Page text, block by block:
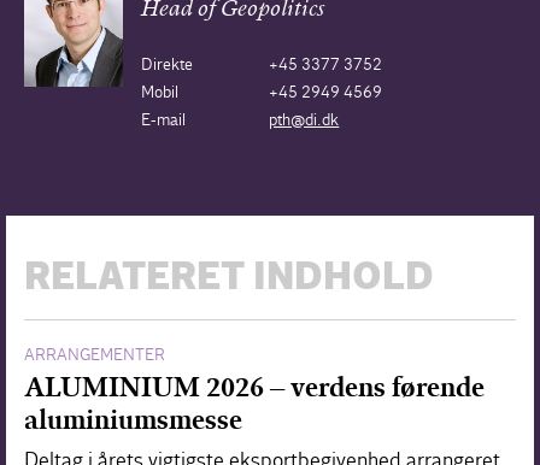
Head of Geopolitics
Direkte
+45 3377 3752
Mobil
+45 2949 4569
E-mail
pth@di.dk
RELATERET INDHOLD
ARRANGEMENTER
ALUMINIUM 2026 – verdens førende
aluminiumsmesse